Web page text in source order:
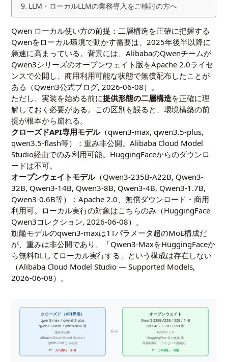
LLM・ローカルLLMの業務導入をご検討の方へ
Qwen ローカル使い方の前提：二層構造を正確に把握する
Qwenをローカル環境で動かす需要は、2025年後半以降に
急速に高まっている。背景には、AlibabaのQwenチームが
Qwen3シリーズのオープンウェイト版をApache 2.0ライセ
ンスで公開し、商用利用可能な状態で無償配布したことが
ある（Qwen3公式ブログ, 2026-06-08）。
ただし、実装を始める前に提供形態の二層構造を正確に理
解しておく必要がある。この区別を誤ると、環境構築の前
提が根本から崩れる。
クローズドAPI専用モデル（qwen3-max, qwen3.5-plus,
qwen3.5-flash等）：重み非公開。Alibaba Cloud Model
Studio経由でのみ利用可能。HuggingFaceからのダウンロ
ードは不可。
オープンウェイトモデル（Qwen3-235B-A22B, Qwen3-
32B, Qwen3-14B, Qwen3-8B, Qwen3-4B, Qwen3-1.7B,
Qwen3-0.6B等）：Apache 2.0、無償ダウンロード・商用
利用可。ローカル実行の対象はこちらのみ（HuggingFace
Qwen3コレクション, 2026-06-08）。
旗艦モデルのqwen3-maxは1Tパラメータ超のMoE構成だ
が、重みは非公開であり、「Qwen3-MaxをHuggingFaceか
ら無料DLしてローカル実行する」という構成は存在しない
（Alibaba Cloud Model Studio — Supported Models,
2026-06-08）。
クローズド（API専用）
qwen3-max / qwen3.5-plus
qwen3.5-flash / qwen-max 等
重み非公開
Alibaba Cloud Model Studio /
Qwen Chat から利用
ローカル実行：不可
オープンウェイト
Qwen3-235B-A22B / 32B / 14B
8B / 4B / 1.7B / 0.6B 等
Apache 2.0
HuggingFace 等で無償 DL
商用利用可（ライセンス要確認）
ローカル実行：可能
↔